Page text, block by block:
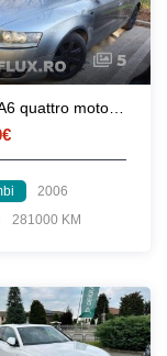
5
2006
281000 KM